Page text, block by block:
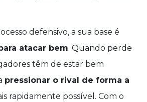
defensivo, a sua base é
atacar bem. Quando perde
têm de estar bem
pressionar o rival de forma a
rapidamente possível. Com o